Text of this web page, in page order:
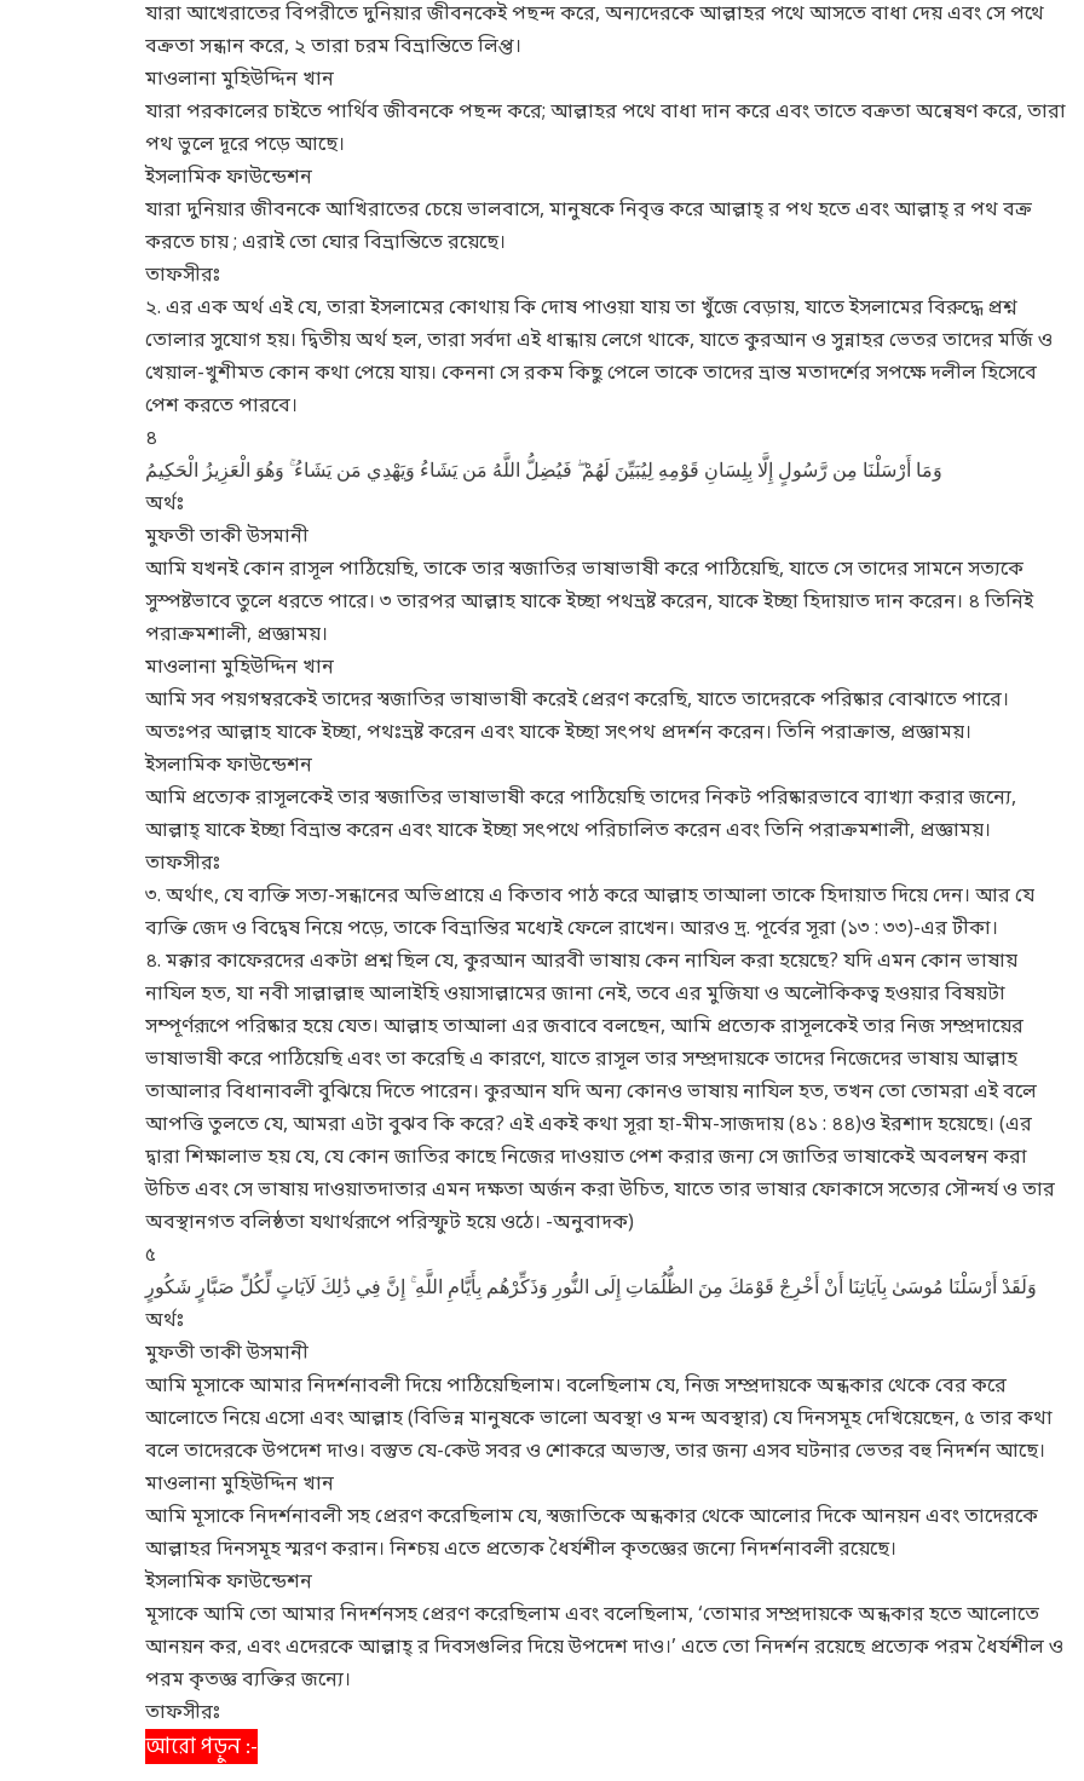
যারা আখেরাতের বিপরীতে দুনিয়ার জীবনকেই পছন্দ করে, অন্যদেরকে আল্লাহর পথে আসতে বাধা দেয় এবং সে পথে
বক্রতা সন্ধান করে, ২ তারা চরম বিভ্রান্তিতে লিপ্ত।
মাওলানা মুহিউদ্দিন খান
যারা পরকালের চাইতে পার্থিব জীবনকে পছন্দ করে; আল্লাহর পথে বাধা দান করে এবং তাতে বক্রতা অন্বেষণ করে, তারা
পথ ভুলে দূরে পড়ে আছে।
ইসলামিক ফাউন্ডেশন
যারা দুনিয়ার জীবনকে আখিরাতের চেয়ে ভালবাসে, মানুষকে নিবৃত্ত করে আল্লাহ্ র পথ হতে এবং আল্লাহ্ র পথ বক্র
করতে চায় ; এরাই তো ঘোর বিভ্রান্তিতে রয়েছে।
তাফসীরঃ
২. এর এক অর্থ এই যে, তারা ইসলামের কোথায় কি দোষ পাওয়া যায় তা খুঁজে বেড়ায়, যাতে ইসলামের বিরুদ্ধে প্রশ্ন
তোলার সুযোগ হয়। দ্বিতীয় অর্থ হল, তারা সর্বদা এই ধান্ধায় লেগে থাকে, যাতে কুরআন ও সুন্নাহর ভেতর তাদের মর্জি ও
খেয়াল-খুশীমত কোন কথা পেয়ে যায়। কেননা সে রকম কিছু পেলে তাকে তাদের ভ্রান্ত মতাদর্শের সপক্ষে দলীল হিসেবে
পেশ করতে পারবে।
৪
وَمَا أَرْسَلْنَا مِن رَّسُولٍ إِلَّا بِلِسَانِ قَوْمِهِ لِيُبَيِّنَ لَهُمْ ۖ فَيُضِلُّ اللَّهُ مَن يَشَاءُ وَيَهْدِي مَن يَشَاءُ ۚ وَهُوَ الْعَزِيزُ الْحَكِيمُ
অর্থঃ
মুফতী তাকী উসমানী
আমি যখনই কোন রাসূল পাঠিয়েছি, তাকে তার স্বজাতির ভাষাভাষী করে পাঠিয়েছি, যাতে সে তাদের সামনে সত্যকে
সুস্পষ্টভাবে তুলে ধরতে পারে। ৩ তারপর আল্লাহ যাকে ইচ্ছা পথভ্রষ্ট করেন, যাকে ইচ্ছা হিদায়াত দান করেন। ৪ তিনিই
পরাক্রমশালী, প্রজ্ঞাময়।
মাওলানা মুহিউদ্দিন খান
আমি সব পয়গম্বরকেই তাদের স্বজাতির ভাষাভাষী করেই প্রেরণ করেছি, যাতে তাদেরকে পরিষ্কার বোঝাতে পারে।
অতঃপর আল্লাহ যাকে ইচ্ছা, পথঃভ্রষ্ট করেন এবং যাকে ইচ্ছা সৎপথ প্রদর্শন করেন। তিনি পরাক্রান্ত, প্রজ্ঞাময়।
ইসলামিক ফাউন্ডেশন
আমি প্রত্যেক রাসূলকেই তার স্বজাতির ভাষাভাষী করে পাঠিয়েছি তাদের নিকট পরিষ্কারভাবে ব্যাখ্যা করার জন্যে,
আল্লাহ্ যাকে ইচ্ছা বিভ্রান্ত করেন এবং যাকে ইচ্ছা সৎপথে পরিচালিত করেন এবং তিনি পরাক্রমশালী, প্রজ্ঞাময়।
তাফসীরঃ
৩. অর্থাৎ, যে ব্যক্তি সত্য-সন্ধানের অভিপ্রায়ে এ কিতাব পাঠ করে আল্লাহ তাআলা তাকে হিদায়াত দিয়ে দেন। আর যে
ব্যক্তি জেদ ও বিদ্বেষ নিয়ে পড়ে, তাকে বিভ্রান্তির মধ্যেই ফেলে রাখেন। আরও দ্র. পূর্বের সূরা (১৩ : ৩৩)-এর টীকা।
৪. মক্কার কাফেরদের একটা প্রশ্ন ছিল যে, কুরআন আরবী ভাষায় কেন নাযিল করা হয়েছে? যদি এমন কোন ভাষায়
নাযিল হত, যা নবী সাল্লাল্লাহু আলাইহি ওয়াসাল্লামের জানা নেই, তবে এর মুজিযা ও অলৌকিকত্ব হওয়ার বিষয়টা
সম্পূর্ণরূপে পরিষ্কার হয়ে যেত। আল্লাহ তাআলা এর জবাবে বলছেন, আমি প্রত্যেক রাসূলকেই তার নিজ সম্প্রদায়ের
ভাষাভাষী করে পাঠিয়েছি এবং তা করেছি এ কারণে, যাতে রাসূল তার সম্প্রদায়কে তাদের নিজেদের ভাষায় আল্লাহ
তাআলার বিধানাবলী বুঝিয়ে দিতে পারেন। কুরআন যদি অন্য কোনও ভাষায় নাযিল হত, তখন তো তোমরা এই বলে
আপত্তি তুলতে যে, আমরা এটা বুঝব কি করে? এই একই কথা সূরা হা-মীম-সাজদায় (৪১ : ৪৪)ও ইরশাদ হয়েছে। (এর
দ্বারা শিক্ষালাভ হয় যে, যে কোন জাতির কাছে নিজের দাওয়াত পেশ করার জন্য সে জাতির ভাষাকেই অবলম্বন করা
উচিত এবং সে ভাষায় দাওয়াতদাতার এমন দক্ষতা অর্জন করা উচিত, যাতে তার ভাষার ফোকাসে সত্যের সৌন্দর্য ও তার
অবস্থানগত বলিষ্ঠতা যথার্থরূপে পরিস্ফুট হয়ে ওঠে। -অনুবাদক)
৫
وَلَقَدْ أَرْسَلْنَا مُوسَىٰ بِآيَاتِنَا أَنْ أَخْرِجْ قَوْمَكَ مِنَ الظُّلُمَاتِ إِلَى النُّورِ وَذَكِّرْهُم بِأَيَّامِ اللَّهِ ۚ إِنَّ فِي ذَٰلِكَ لَآيَاتٍ لِّكُلِّ صَبَّارٍ شَكُورٍ
অর্থঃ
মুফতী তাকী উসমানী
আমি মূসাকে আমার নিদর্শনাবলী দিয়ে পাঠিয়েছিলাম। বলেছিলাম যে, নিজ সম্প্রদায়কে অন্ধকার থেকে বের করে
আলোতে নিয়ে এসো এবং আল্লাহ (বিভিন্ন মানুষকে ভালো অবস্থা ও মন্দ অবস্থার) যে দিনসমূহ দেখিয়েছেন, ৫ তার কথা
বলে তাদেরকে উপদেশ দাও। বস্তুত যে-কেউ সবর ও শোকরে অভ্যস্ত, তার জন্য এসব ঘটনার ভেতর বহু নিদর্শন আছে।
মাওলানা মুহিউদ্দিন খান
আমি মূসাকে নিদর্শনাবলী সহ প্রেরণ করেছিলাম যে, স্বজাতিকে অন্ধকার থেকে আলোর দিকে আনয়ন এবং তাদেরকে
আল্লাহর দিনসমূহ স্মরণ করান। নিশ্চয় এতে প্রত্যেক ধৈর্যশীল কৃতজ্ঞের জন্যে নিদর্শনাবলী রয়েছে।
ইসলামিক ফাউন্ডেশন
মূসাকে আমি তো আমার নিদর্শনসহ প্রেরণ করেছিলাম এবং বলেছিলাম, ‘তোমার সম্প্রদায়কে অন্ধকার হতে আলোতে
আনয়ন কর, এবং এদেরকে আল্লাহ্ র দিবসগুলির দিয়ে উপদেশ দাও।’ এতে তো নিদর্শন রয়েছে প্রত্যেক পরম ধৈর্যশীল ও
পরম কৃতজ্ঞ ব্যক্তির জন্যে।
তাফসীরঃ
আরো পড়ুন :-